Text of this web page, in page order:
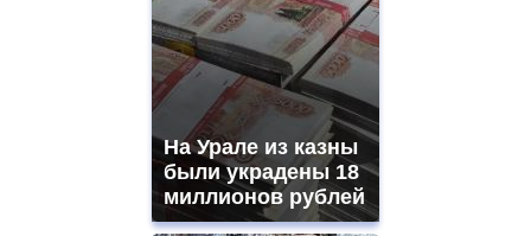
https://gradewatches.to/
На Урале из казны
были украдены 18
миллионов рублей